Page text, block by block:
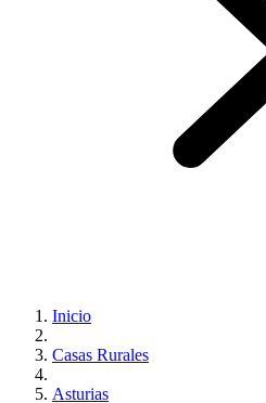
Inicio
Casas Rurales
Asturias